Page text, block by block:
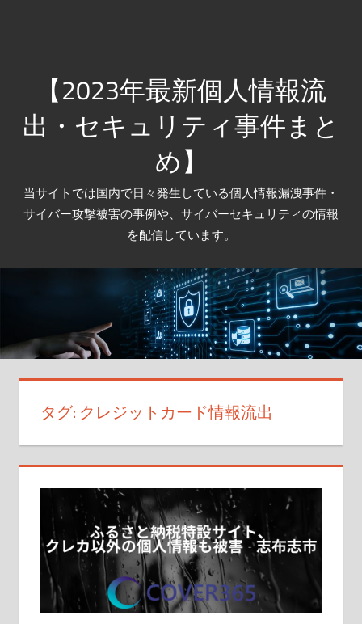
【2023年最新個人情報流
出・セキュリティ事件まと
め】
当サイトでは国内で日々発生している個人情報漏洩事件・
サイバー攻撃被害の事例や、サイバーセキュリティの情報
を配信しています。
タグ: クレジットカード情報流出